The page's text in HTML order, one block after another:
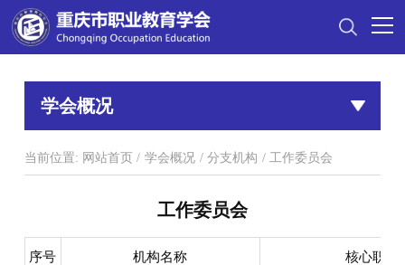
学会概况
当前位置: 网站首页 / 学会概况 / 分支机构 / 工作委员会
工作委员会
序号 机构名称 核心职责